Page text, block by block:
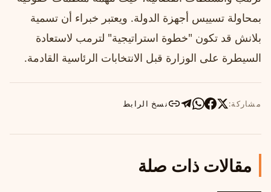
بمحاولة تسييس أجهزة الدولة. ويعتبر خبراء أن تسمية
بلانش قد تكون "خطوة استراتيجية" لترمب لاستعادة
السيطرة على الوزارة قبل الانتخابات الرئاسية القادمة.
مشاركة: نسخ الرابط
مقالات ذات صلة